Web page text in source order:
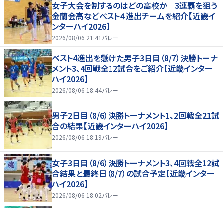
女子大会を制するのはどの高校か 3連覇を狙う
金蘭会高などベスト４進出チームを紹介【近畿イ
ンターハイ2026】
2026/08/06 21:41 バレー
ベスト4進出を懸けた男子3日目（8/7）決勝トーナ
メント3、4回戦全12試合をご紹介【近畿インター
ハイ2026】
2026/08/06 18:44バレー
男子2日目（8/6）決勝トーナメント1、2回戦全21試
合の結果【近畿インターハイ2026】
2026/08/06 18:19バレー
女子3日目（8/6）決勝トーナメント3、4回戦全12試
合結果と最終日（8/7）の試合予定【近畿インター
ハイ2026】
2026/08/06 18:02バレー